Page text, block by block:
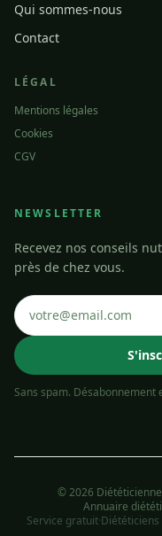
Qui sommes-nous
Contact
LÉGAL
Mentions légales
Cookies
CGV
NEWSLETTER
Recevez nos conseils
près de chez vous.
Sans spam. Désabonnement
© 2026
Annuaire
Service gratuit·